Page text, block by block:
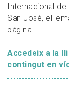
Internacional
San José, el
página'.
Accedeix a la
contingut en